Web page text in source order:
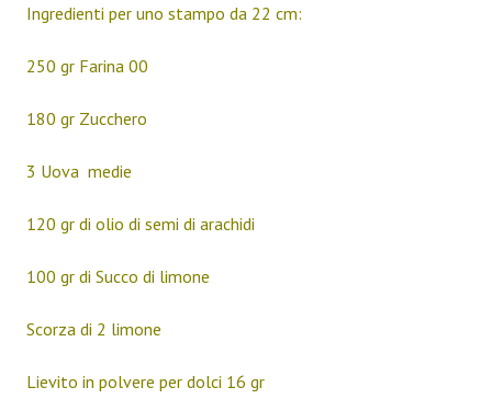
Ingredienti per uno stampo da 22 cm:
250 gr Farina 00
180 gr Zucchero
3 Uova medie
120 gr di olio di semi di arachidi
100 gr di Succo di limone
Scorza di 2 limone
Lievito in polvere per dolci 16 gr